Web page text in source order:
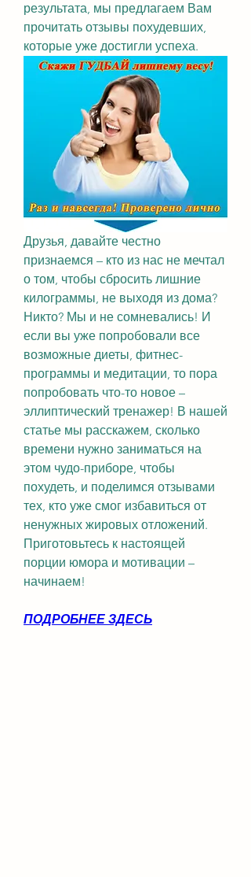
результата, мы предлагаем Вам
прочитать отзывы похудевших,
которые уже достигли успеха.
Друзья, давайте честно
признаемся – кто из нас не мечтал
о том, чтобы сбросить лишние
килограммы, не выходя из дома?
Никто? Мы и не сомневались! И
если вы уже попробовали все
возможные диеты, фитнес-
программы и медитации, то пора
попробовать что-то новое –
эллиптический тренажер! В нашей
статье мы расскажем, сколько
времени нужно заниматься на
этом чудо-приборе, чтобы
похудеть, и поделимся отзывами
тех, кто уже смог избавиться от
ненужных жировых отложений.
Приготовьтесь к настоящей
порции юмора и мотивации –
начинаем!
ПОДРОБНЕЕ ЗДЕСЬ